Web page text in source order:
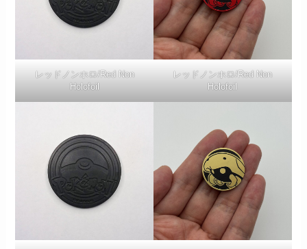
レッドノンホロ/Red Non
Holofoil
レッドノンホロ/Red Non
Holofoil